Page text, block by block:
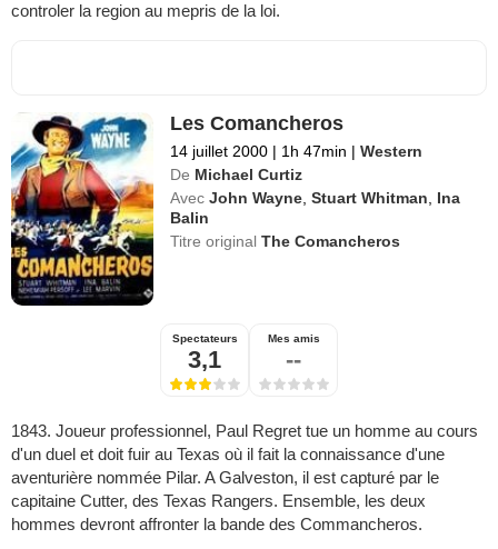
controler la region au mepris de la loi.
Les Comancheros
14 juillet 2000 | 1h 47min | Western
De Michael Curtiz
Avec John Wayne ,Stuart Whitman
Ina
Balin
Titre originalThe Comancheros
Spectateurs
3,1
Mes amis
--
1843. Joueur professionnel, Paul Regret tue un homme au cours
d'un duel et doit fuir au Texas où il fait la connaissance d'une
aventurière nommée Pilar. A Galveston, il est capturé par le
capitaine Cutter, des Texas Rangers. Ensemble, les deux
hommes devront affronter la bande des Commancheros.